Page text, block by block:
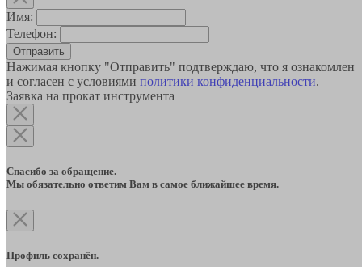
Имя:
Телефон:
Отправить
Нажимая кнопку "Отправить" подтверждаю, что я ознакомлен
и согласен с условиями политики конфиденциальности.
Заявка на прокат инструмента
Спасибо за обращение.
Мы обязательно ответим Вам в самое ближайшее время.
Профиль сохранён.